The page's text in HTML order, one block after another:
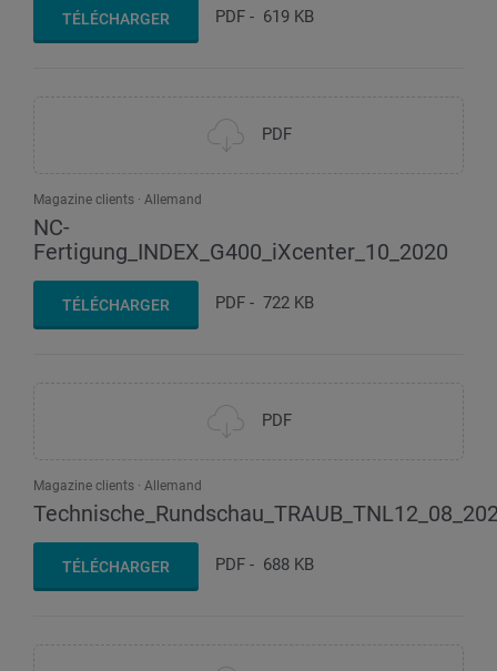
TÉLÉCHARGER PDF - 619 KB
PDF
Magazine clients Allemand
NC-
Fertigung_INDEX_G400_iXcenter_10_2020
TÉLÉCHARGER PDF - 722 KB
PDF
Magazine clients Allemand
TÉLÉCHARGER PDF - 688 KB